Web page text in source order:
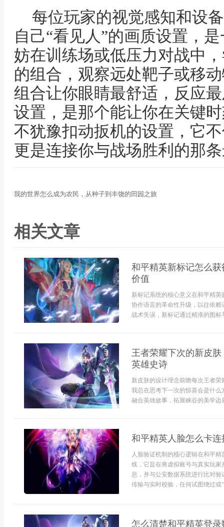
每位玩家的视觉感知和设
自己“看见人”的画质设置，
妨在训练场或低压力对战中
的组合，观察远处靶子或移
组合让你眼睛最舒适，反应
设置，是那个能让你在关键
不犹豫扣动扳机的设置，它
更是连接你与战场胜利的那
我的世界怎么成为农民，从种子到丰饶的田园之旅
相关文章
和平精英新标记怎么
价值
新标记系统的核心意义在和平精
协作语言的革命性升级，以往依赖
战术失误，新标记通过精准的图
王者荣耀下次的新皮
英雄史诗
新皮肤的设计理念前瞻每次王者
我总在思考下一次的惊喜会是什
融合英雄故事，拓展峡谷的美学边
和平精英人脸怎么卡
人脸验证机制的核心逻辑在和平
线，它旨在将虚拟账号与真实玩
息，并与公安数据系统进行比对
传输与实时校验，任何试图绕过或
怎么清楚和平精英登